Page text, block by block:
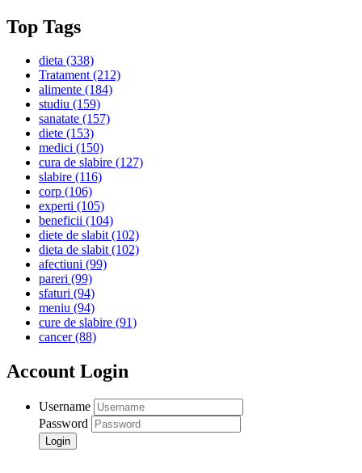
Top Tags
dieta (338)
Tratament(212)
alimente (184)
studiu (159)
sanatate (157)
diete (153)
medici (150)
cura de slabire (127)
slabire (116)
corp (106)
experti (105)
beneficii (104)
diete de slabit(102)
dieta de slabit(102)
afectiuni (99)
pareri (99)
sfaturi (94)
meniu (94)
cure de slabire (91)
cancer(88)
Account Login
Username
Password